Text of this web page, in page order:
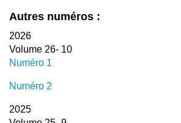
Autres numéros :
2026
Volume 26- 10
Numéro 1
Numéro 2
2025